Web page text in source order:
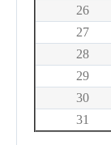
26
27
28
29
30
31